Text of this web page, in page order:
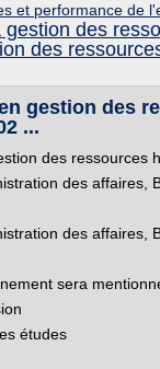
et performance de
gestion des
des
gestion des
...
des ressources
des affaires,
des affaires,
sera
études